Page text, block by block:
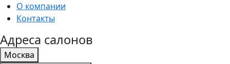
О компании
Контакты
Адреса салонов
Москва